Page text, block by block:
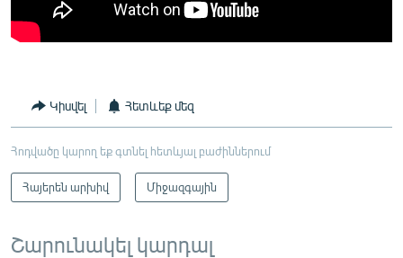
Կիսվել Հետևեք մեզ
Հոդվածը կարող եք գտնել հետևյալ բաժիններում
Հայերեն արխիվ Միջազգային
Շարունակել կարդալ